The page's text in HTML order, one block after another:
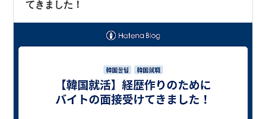
てきました！